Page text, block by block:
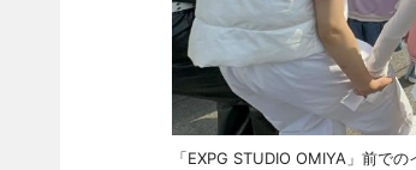
「EXPG STUDIO OMIYA」前で